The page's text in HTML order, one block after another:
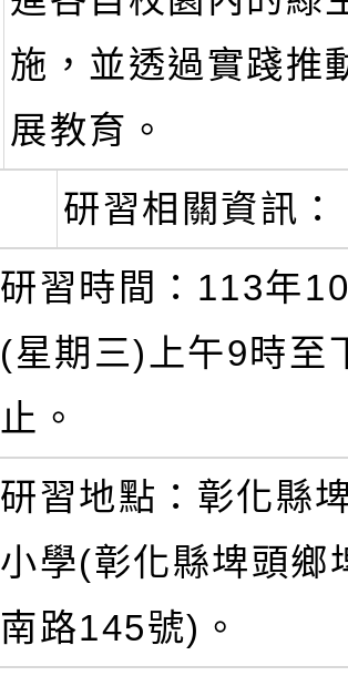
施，並透過實踐推
展教育。
研習相關資訊：
研習時間：113年
(星期三)上午9時至
止。
研習地點：彰化縣
小學(彰化縣埤頭鄉
南路145號)。